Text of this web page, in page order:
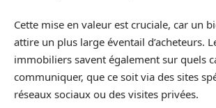
Cette mise en valeur est cruciale, car un
attire un plus large éventail d’acheteurs.
immobiliers savent également sur quels
communiquer, que ce soit via des sites
réseaux sociaux ou des visites privées.